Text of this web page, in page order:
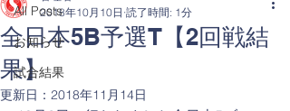
All Posts
お知らせ
試合結果
全日本5B予選T【2回戦結
果】
2018年10月10日 読了時間: 1分
更新日： 2018年11月14日